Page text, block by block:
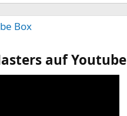
Box
auf Youtube